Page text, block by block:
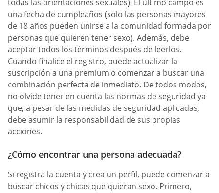
todas las orientaciones sexuales). El último campo es
una fecha de cumpleaños (solo las personas mayores
de 18 años pueden unirse a la comunidad formada por
personas que quieren tener sexo). Además, debe
aceptar todos los términos después de leerlos.
Cuando finalice el registro, puede actualizar la
suscripción a una premium o comenzar a buscar una
combinación perfecta de inmediato. De todos modos,
no olvide tener en cuenta las normas de seguridad ya
que, a pesar de las medidas de seguridad aplicadas,
debe asumir la responsabilidad de sus propias
acciones.
¿Cómo encontrar una persona adecuada?
Si registra la cuenta y crea un perfil, puede comenzar a
buscar chicos y chicas que quieran sexo. Primero,